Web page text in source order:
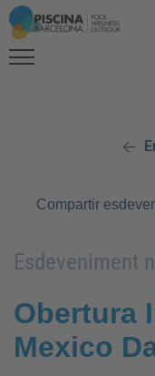
Compartir
Esdeveniment
Obertura
Mexico